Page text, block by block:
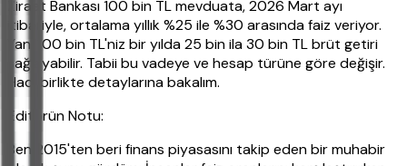
Ziraat Bankası 100 bin TL mevduata, 2026 Mart ayı
itibariyle, ortalama yıllık %25 ile %30 arasında faiz veriyor.
Yani 100 bin TL'niz bir yılda 25 bin ila 30 bin TL brüt getiri
sağlayabilir. Tabii bu vadeye ve hesap türüne göre değişir.
Hadi birlikte detaylarına bakalım.
Editörün Notu:
Ben 2015'ten beri finans piyasasını takip eden bir muhabir